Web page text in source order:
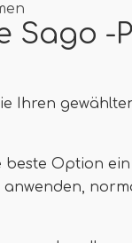
Sago -
Ihren
beste Option